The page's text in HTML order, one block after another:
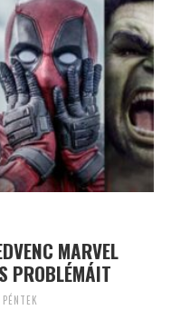
MARVEL
PROBLÉMÁIT